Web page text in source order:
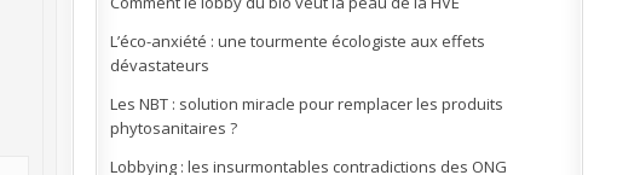
L’éco-anxiété : une tourmente écologiste aux effets
dévastateurs
Les NBT : solution miracle pour remplacer les produits
phytosanitaires ?
Lobbying : les insurmontables contradictions des ONG